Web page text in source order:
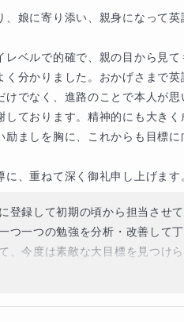
な内容把握につながりる知識
容のつかみ方をマスターしま
告書は個別学習カルテで
得点、偏差値アップを狙うた
ります。
、娘に寄り添い、親身になって
レベルで的確で、親の目から見
く分かりました。おかげさまで
けでなく、進路のことで本人が
ております。精神的にも大きく
励ましを胸に、これからも目標
、重ねて深く御礼申し上げます
登録して初期の頃から担当させ
つ一つの勉強を分析・改善して
、今度は素敵な大目標を見つけ
転機を頂きました。